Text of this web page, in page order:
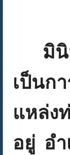
มิ
เป็นก
แหล่ง
อยู่ อำ